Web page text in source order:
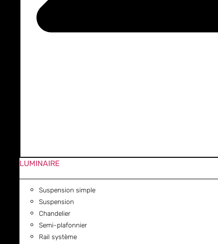
LUMINAIRE
Suspension simple
Suspension
Chandelier
Semi-plafonnier
Rail système